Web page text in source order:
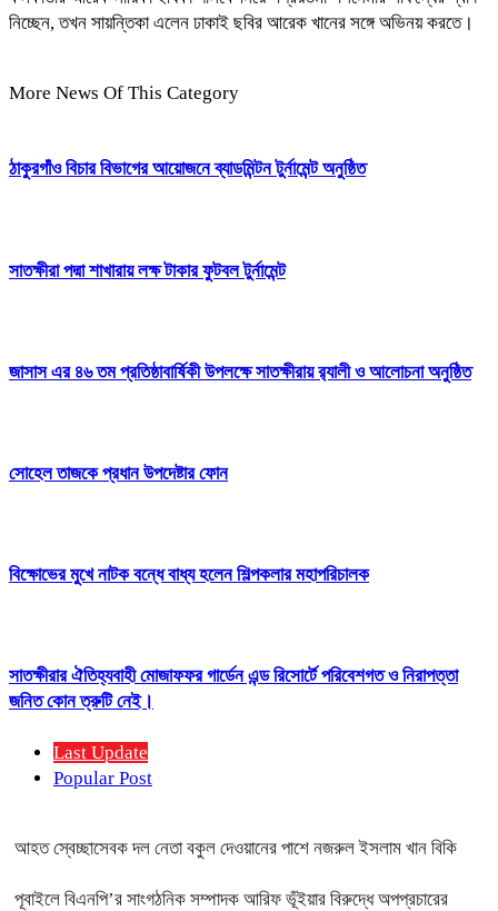
নিচ্ছেন, তখন সায়ন্তিকা এলেন ঢাকাই ছবির আরেক খানের সঙ্গে অভিনয় করতে।
More News Of This Category
ঠাকুরগাঁও বিচার বিভাগের আয়োজনে ব্যাডমিন্টন টুর্নামেন্ট অনুষ্ঠিত
সাতক্ষীরা পদ্মা শাখারায় লক্ষ টাকার ফুটবল টুর্নামেন্ট
জাসাস এর ৪৬ তম প্রতিষ্ঠাবার্ষিকী উপলক্ষে সাতক্ষীরায় র‍্যালী ও আলোচনা অনুষ্ঠিত
সোহেল তাজকে প্রধান উপদেষ্টার ফোন
বিক্ষোভের মুখে নাটক বন্ধে বাধ্য হলেন শিল্পকলার মহাপরিচালক
সাতক্ষীরার ঐতিহ্যবাহী মোজাফফর গার্ডেন এন্ড রিসোর্টে পরিবেশগত ও নিরাপত্তা
জনিত কোন ত্রুটি নেই।
Last Update
Popular Post
আহত স্বেচ্ছাসেবক দল নেতা বকুল দেওয়ানের পাশে নজরুল ইসলাম খান বিকি
পূবাইলে বিএনপি’র সাংগঠনিক সম্পাদক আরিফ ভূঁইয়ার বিরুদ্ধে অপপ্রচারের